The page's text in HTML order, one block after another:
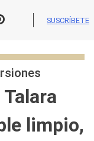
SUSCRÍBETE
limpio,